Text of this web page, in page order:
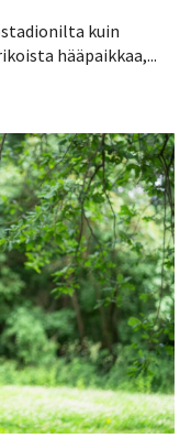
kuin
hääpaikkaa,...